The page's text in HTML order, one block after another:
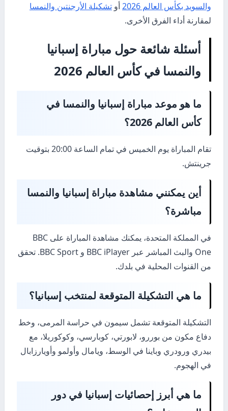
والسويد بكأس العالم 2026
أو تشكيلة الأرجنتين والنمسا
لمقارنة أداء الفرق الأخرى.
أسئلة شائعة حول مباراة إسبانيا
والنمسا في كأس العالم 2026
ما هو موعد مباراة إسبانيا والنمسا في
كأس العالم 2026؟
تقام المباراة يوم الخميس في تمام الساعة 20:00 بتوقيت
جرينتش.
أين يمكنني مشاهدة مباراة إسبانيا والنمسا
مباشرة؟
في المملكة المتحدة، يمكنك مشاهدة المباراة على BBC
One والبث المباشر عبر BBC iPlayer و BBC Sport. تحقق
من القنوات المحلية في بلدك.
ما هي التشكيلة المتوقعة لمنتخب إسبانيا؟
التشكيلة المتوقعة تشمل سيمون في حراسة المرمى، وخط
دفاع مكون من بوررو، لابورتي، كوبارسي، وكوكوريلا، مع
بيدري ورودري وباينا في الوسط، ويامال وأولمو وأويارزابال
في الهجوم.
ما هي أبرز إحصائيات إسبانيا في دور